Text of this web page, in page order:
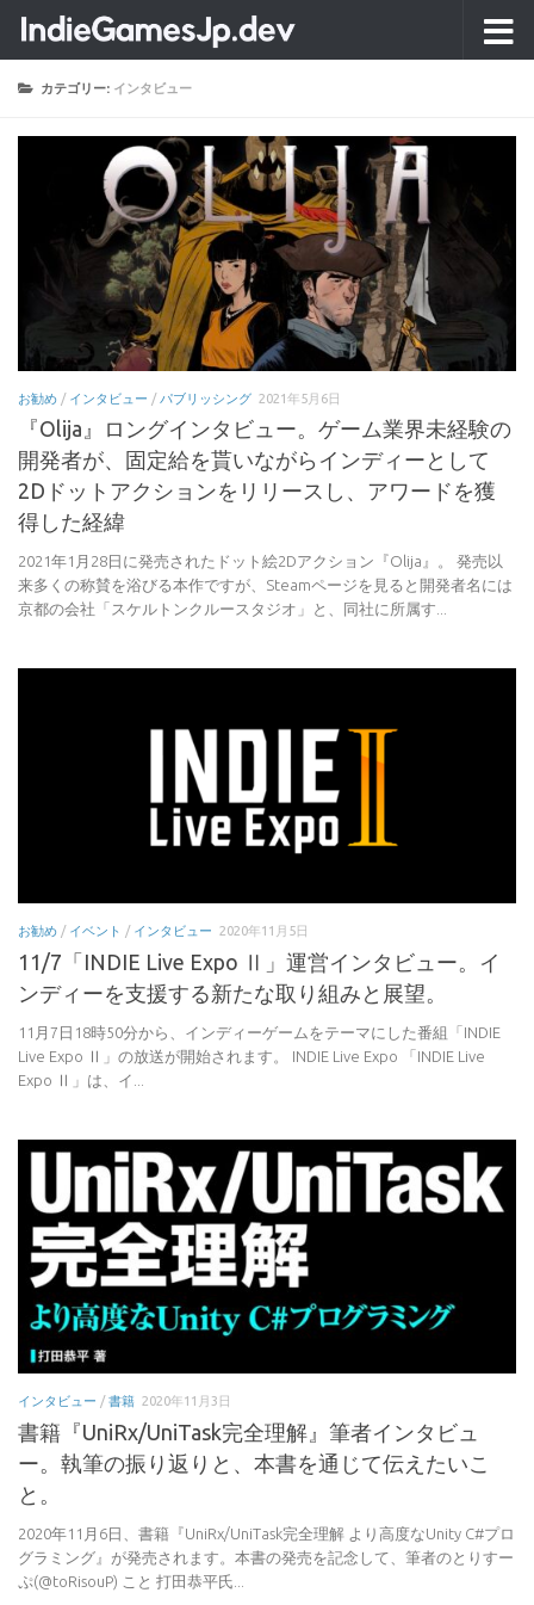
コンテンツへスキップ
カテゴリー: インタビュー
お勧め / インタビュー / パブリッシング 2021年5月6日
『Olija』ロングインタビュー。ゲーム業界未経験の
開発者が、固定給を貰いながらインディーとして
2Dドットアクションをリリースし、アワードを獲
得した経緯
2021年1月28日に発売されたドット絵2Dアクション『Olija』。 発売以
来多くの称賛を浴びる本作ですが、Steamページを見ると開発者名には
京都の会社「スケルトンクルースタジオ」と、同社に所属す...
お勧め / イベント / インタビュー 2020年11月5日
11/7「INDIE Live Expo Ⅱ」運営インタビュー。イ
ンディーを支援する新たな取り組みと展望。
11月7日18時50分から、インディーゲームをテーマにした番組「INDIE
Live Expo Ⅱ」の放送が開始されます。 INDIE Live Expo 「INDIE Live
Expo Ⅱ」は、イ...
インタビュー /書籍 2020年11月3日
書籍『UniRx/UniTask完全理解』筆者インタビュ
ー。執筆の振り返りと、本書を通じて伝えたいこ
と。
2020年11月6日、書籍『UniRx/UniTask完全理解 より高度なUnity C#プロ
グラミング』が発売されます。本書の発売を記念して、筆者のとりすー
ぷ(@toRisouP) こと 打田恭平氏...